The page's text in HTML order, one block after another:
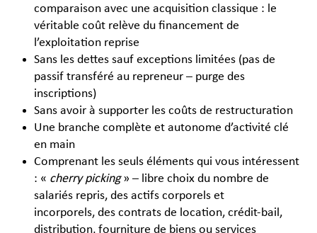
comparaison avec une acquisition classique : le
véritable coût relève du financement de
l’exploitation reprise
Sans les dettes sauf exceptions limitées (pas de
passif transféré au repreneur – purge des
inscriptions)
Sans avoir à supporter les coûts de restructuration
Une branche complète et autonome d’activité clé
en main
Comprenant les seuls éléments qui vous intéressent
: « cherry picking» – libre choix du nombre de
salariés repris, des actifs corporels et
incorporels, des contrats de location, crédit-bail,
distribution, fourniture de biens ou services